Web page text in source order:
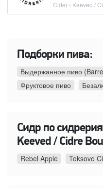
Cider - Keeved /
Подборки пива:
Выдержанное пиво
Фруктовое пиво
Сидр по
Keeved / Cidre
Rebel Apple Toksovo